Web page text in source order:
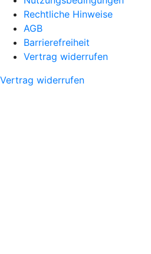
Rechtliche Hinweise
AGB
Barrierefreiheit
Vertrag widerrufen
Vertrag widerrufen